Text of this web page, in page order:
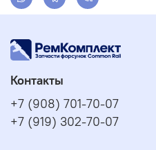
Контакты
+7 (908) 701-70-07
+7 (919) 302-70-07